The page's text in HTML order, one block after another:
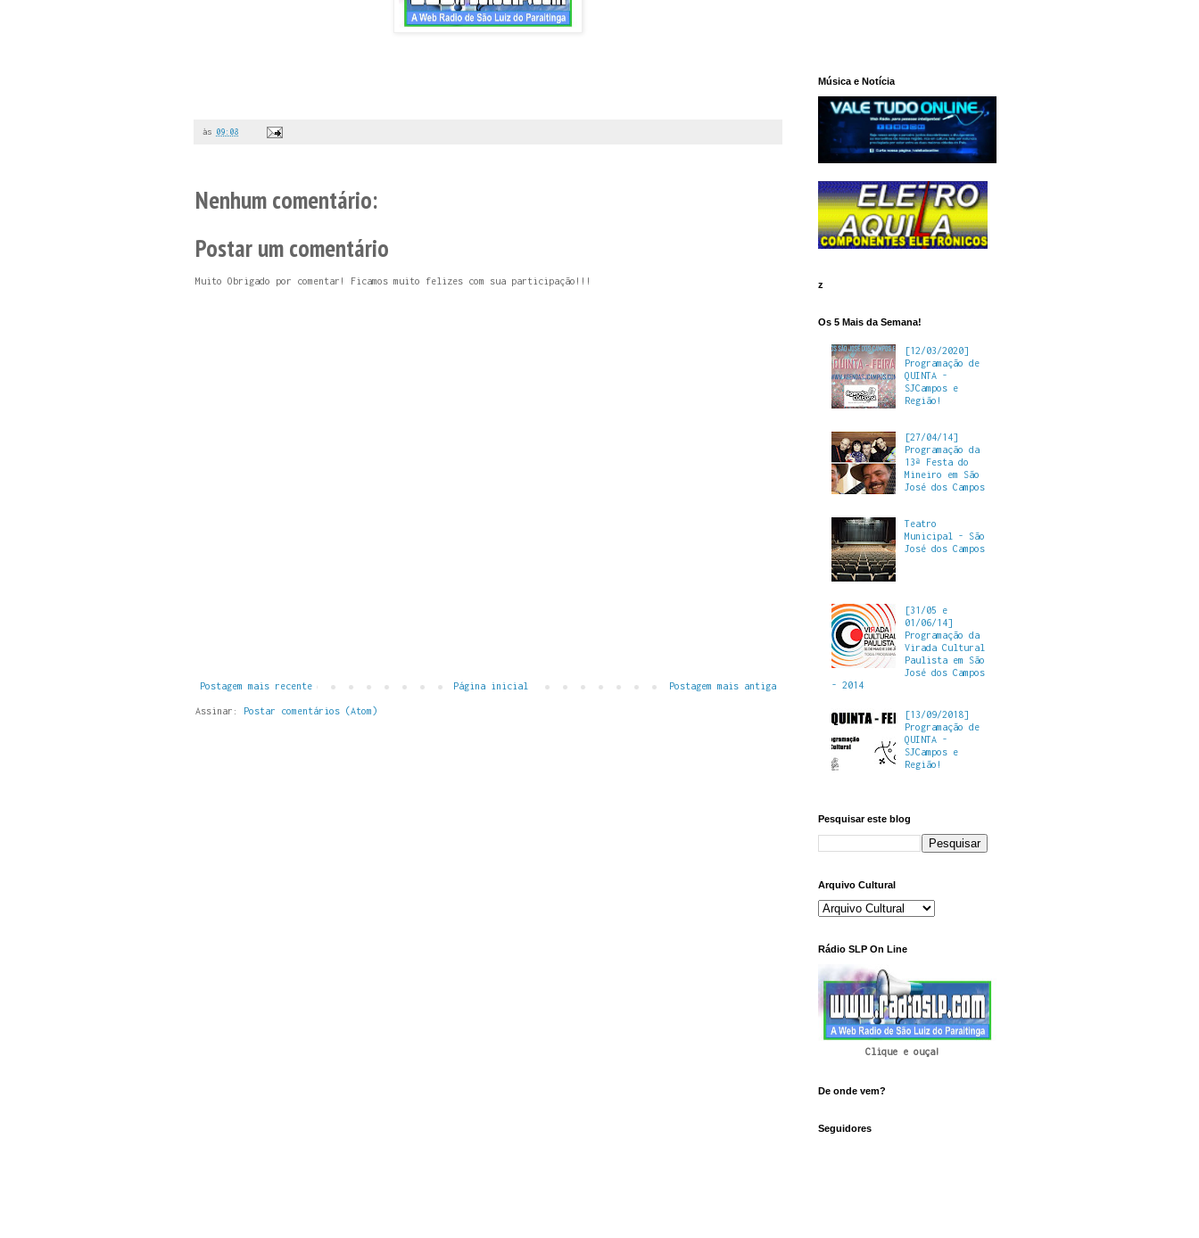
às 09:08
Nenhum comentário:
Postar um comentário
Muito Obrigado por comentar! Ficamos muito felizes com sua participação!!!
Postagem mais recente Postagem mais antiga
Página inicial
Assinar: Postar comentários (Atom)
Música e Notícia
z
Os 5 Mais da Semana!
[12/03/2020]
Programação de
QUINTA -
SJCampos e
Região!
[27/04/14]
Programação da
13ª Festa do
Mineiro em São
José dos Campos
Teatro
Municipal - São
José dos Campos
[31/05 e
01/06/14]
Programação da
Virada Cultural
Paulista em São
José dos Campos
- 2014
[13/09/2018]
Programação de
QUINTA -
SJCampos e
Região!
Pesquisar este blog
Arquivo Cultural
Rádio SLP On Line
Clique e ouça!
De onde vem?
Seguidores